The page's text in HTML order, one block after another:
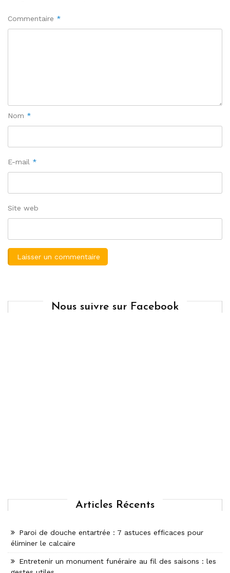
Commentaire *
Nom *
E-mail *
Site web
Nous suivre sur Facebook
Articles Récents
Paroi de douche entartrée : 7 astuces efficaces pour
éliminer le calcaire
Entretenir un monument funéraire au fil des saisons : les